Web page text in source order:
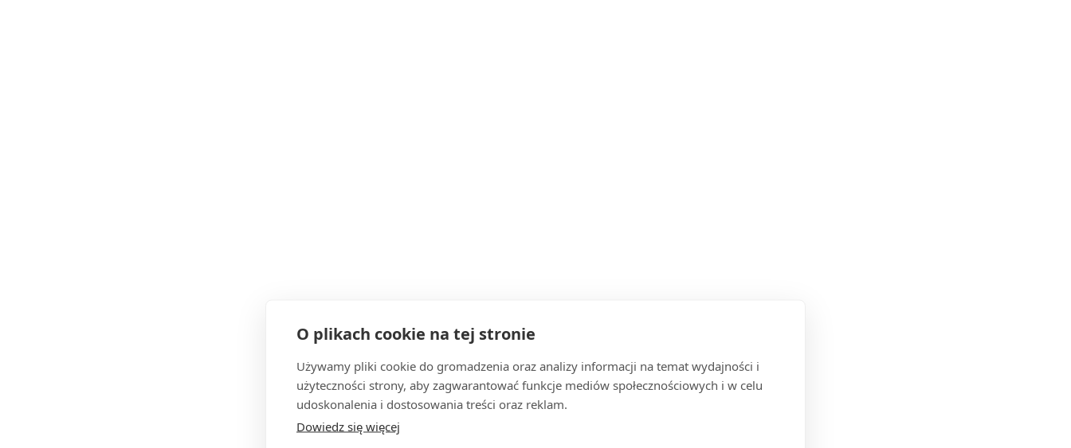
O plikach cookie na tej stronie
Używamy pliki cookie do gromadzenia oraz analizy informacji na temat wydajności i
użyteczności strony, aby zagwarantować funkcje mediów społecznościowych i w celu
udoskonalenia i dostosowania treści oraz reklam.
Dowiedz się więcej